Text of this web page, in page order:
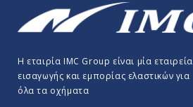
Η εταιρία IMC Group είναι μία εταιρεία
εισαγωγής και εμπορίας ελαστικών για
όλα τα οχήματα